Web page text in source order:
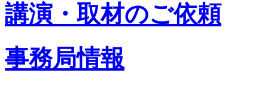
講演・取材のご依頼
事務局情報